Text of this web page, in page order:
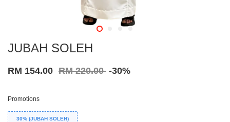
JUBAH SOLEH
RM 154.00 RM 220.00 -30%
Promotions
30% (JUBAH SOLEH)